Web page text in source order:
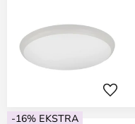
-16% EKSTRA